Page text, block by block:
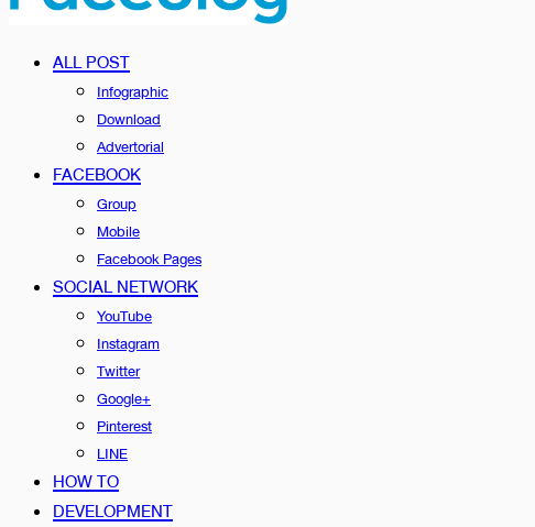
ALL POST
Infographic
Download
Advertorial
FACEBOOK
Group
Mobile
Facebook Pages
SOCIAL NETWORK
YouTube
Instagram
Twitter
Google+
Pinterest
LINE
HOW TO
DEVELOPMENT